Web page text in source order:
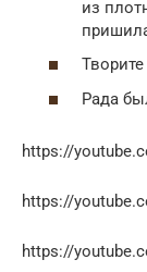
из
Рада
https://
https://
https://